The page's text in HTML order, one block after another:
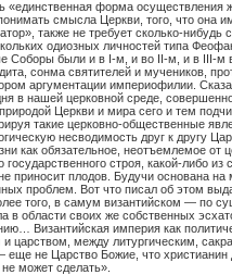
«единственная форма осуществления
смысла Церкви, того, что она
также не требует сколько-
одиозных личностей типа
Соборы были и в I-м, и во II-м, и в III-м
сонма святителей и мучеников,
аргументации империофилии.
в нашей церковной среде,
Церкви и мира сего и тем
такие церковно-общественные
несводимость друг к другу
как обязательное, неотъемлемое
государственного строя, какой-либо
плодов. Будучи основана на
проблем. Вот что писал об этом
того, в самум византийском —
в области своих же собственных
Византийская империя как
царством, между литургическим,
не Царство Божие, что
может сделать».